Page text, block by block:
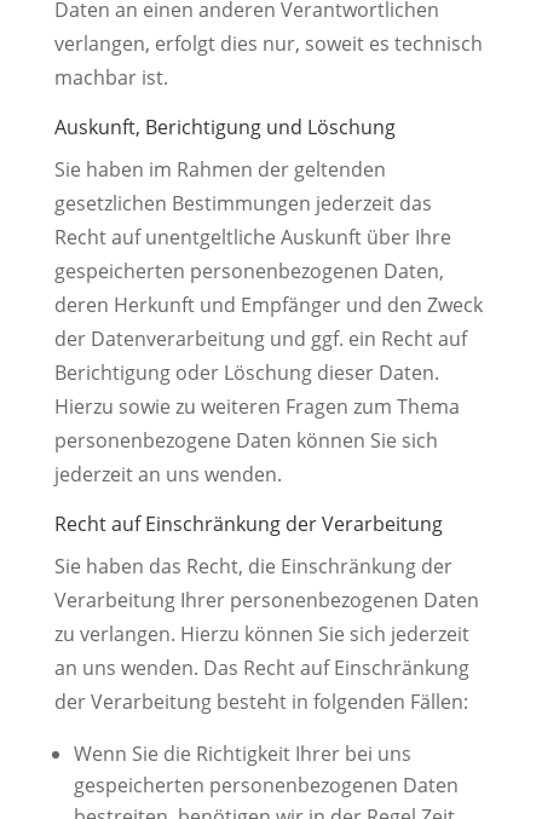
Daten an einen anderen Verantwortlichen
verlangen, erfolgt dies nur, soweit es technisch
machbar ist.
Auskunft, Berichtigung und Löschung
Sie haben im Rahmen der geltenden
gesetzlichen Bestimmungen jederzeit das
Recht auf unentgeltliche Auskunft über Ihre
gespeicherten personenbezogenen Daten,
deren Herkunft und Empfänger und den Zweck
der Datenverarbeitung und ggf. ein Recht auf
Berichtigung oder Löschung dieser Daten.
Hierzu sowie zu weiteren Fragen zum Thema
personenbezogene Daten können Sie sich
jederzeit an uns wenden.
Recht auf Einschränkung der Verarbeitung
Sie haben das Recht, die Einschränkung der
Verarbeitung Ihrer personenbezogenen Daten
zu verlangen. Hierzu können Sie sich jederzeit
an uns wenden. Das Recht auf Einschränkung
der Verarbeitung besteht in folgenden Fällen:
Wenn Sie die Richtigkeit Ihrer bei uns
gespeicherten personenbezogenen Daten